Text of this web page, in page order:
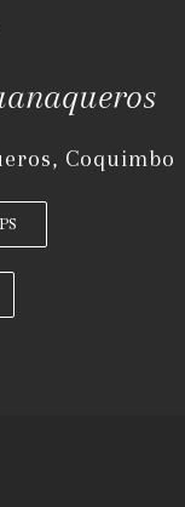
Coquimbo